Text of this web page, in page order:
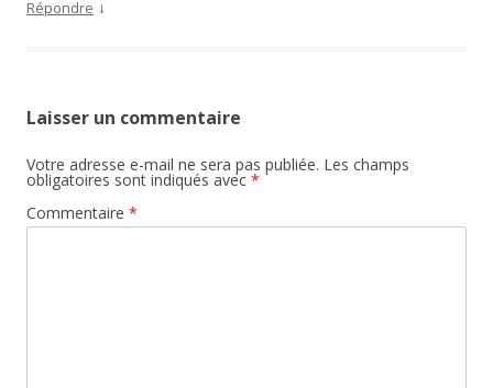
Répondre ↓
Laisser un commentaire
Votre adresse e-mail ne sera pas publiée. Les champs
obligatoires sont indiqués avec *
Commentaire *